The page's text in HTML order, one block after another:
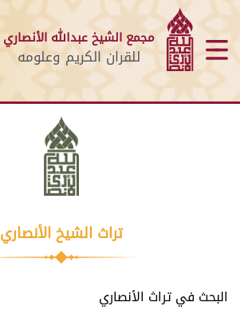
مجمع الشيخ عبدالله الأنصاري
للقران الكريم وعلومه
تراث الشيخ الأنصاري
البحث في تراث الأنصاري